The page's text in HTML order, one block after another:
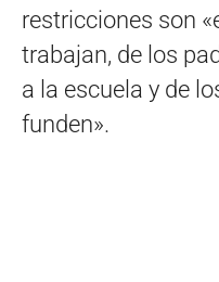
restricciones son
trabajan, de los
a la escuela y de
funden».